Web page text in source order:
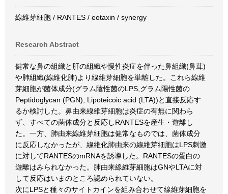
線維芽細胞 / RANTES / eotaxin / synergy
Research Abstract
健常な鼻の組織と肝の組織や慢性炎症を伴った鼻組織(鼻茸)
や肺組織(線維化肺)より線維芽細胞を単離した。これら線維
芽細胞が菌体成分(グラム陰性菌のLPS,グラム陽性菌の
Peptidoglycan (PGN), Lipoteicoic acid (LTA))と直接反応す
るか検討した。鼻由来線維芽細胞は炎症の有無に関わら
ず、すべての菌体成分と反応しRANTESを産生・遊離し
た。一方、肺由来線維芽細胞は健常なものでは、菌体成分
に反応しなかったが、線維化肺由来の線維芽細胞はLPS刺激
に対してRANTESのmRNAを誘導した。RANTESの蛋白の
遊離はみられなかった。肺由来線維芽細胞はGNやLTAに対
して反応はいまのところ認められていない。
次にLPSと種々のサイトカインを組み合わせて線維芽細胞を